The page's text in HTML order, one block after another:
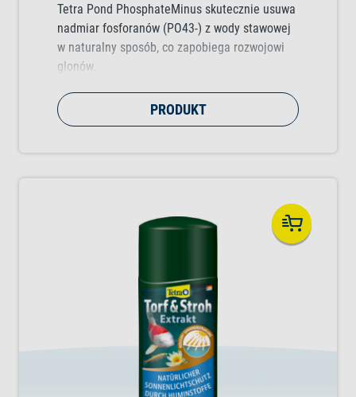
Tetra Pond PhosphateMinus skutecznie usuwa
nadmiar fosforanów (PO43-) z wody stawowej
w naturalny sposób, co zapobiega rozwojowi
glonów.
PRODUKT